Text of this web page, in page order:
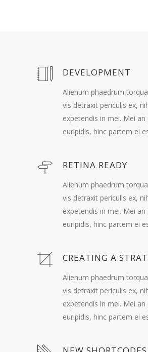
DEVELOPMENT
Alienum phaedrum
vis detraxit periculis ex,
expetendis in mei. Mei an
euripidis, hinc partem ei
RETINA READY
Alienum phaedrum
vis detraxit periculis ex,
expetendis in mei. Mei an
euripidis, hinc partem ei
CREATING A
Alienum phaedrum
vis detraxit periculis ex,
expetendis in mei. Mei an
euripidis, hinc partem ei